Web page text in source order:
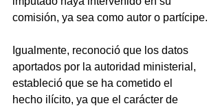
comisión, ya sea como autor o partícipe.
Igualmente, reconoció que los datos
aportados por la autoridad ministerial,
estableció que se ha cometido el
hecho ilícito, ya que el carácter de